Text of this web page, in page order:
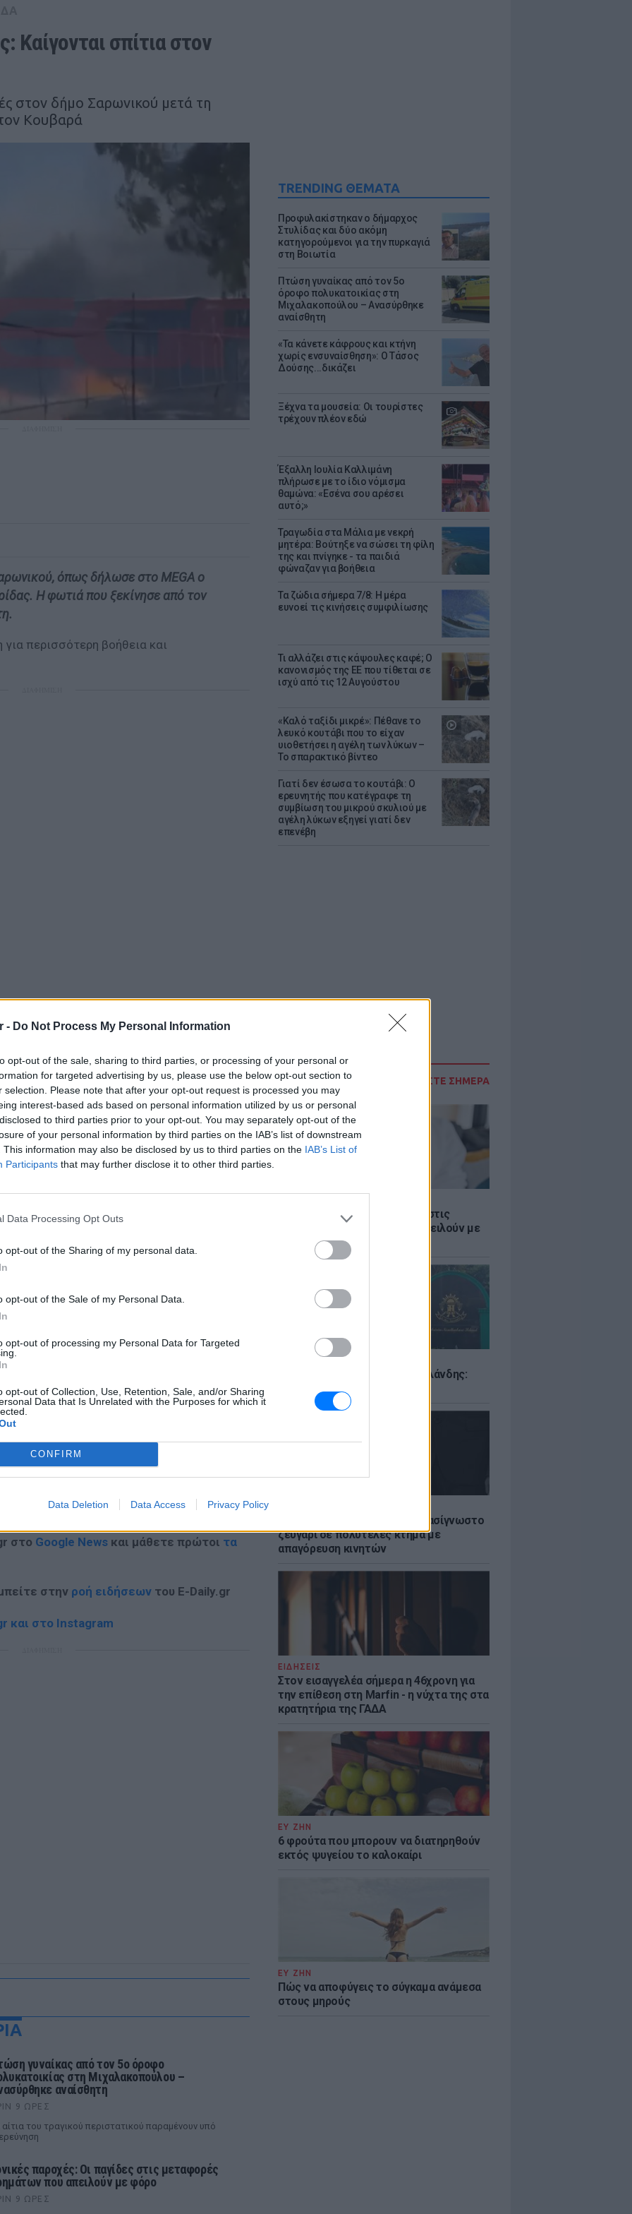
- Do Not Process My Personal Information
opt-out of the sale, sharing to third parties, or processing of your personal or
for targeted advertising by us, please use the below opt-out section to
selection. Please note that after your opt-out request is processed you may
interest-based ads based on personal information utilized by us or personal
to third parties prior to your opt-out. You may separately opt-out of the
of your personal information by third parties on the IAB’s list of downstream
This information may also be disclosed by us to third parties on the IAB’s List of
Participants that may further disclose it to other third parties.
Data Processing Opt Outs
opt-out of the Sharing of my personal data.
opt-out of the Sale of my Personal Data.
opt-out of processing my Personal Data for Targeted
opt-out of Collection, Use, Retention, Sale, and/or Sharing
Data that Is Unrelated with the Purposes for which it
CONFIRM
Data Deletion Data Access Privacy Policy
TRENDING ΘΕΜΑΤΑ
Προφυλακίστηκαν ο δήμαρχος
Στυλίδας και δύο ακόμη
κατηγορούμενοι για την πυρκαγιά
στη Βοιωτία
Πτώση γυναίκας από τον 5ο
όροφο πολυκατοικίας στη
Μιχαλακοπούλου – Ανασύρθηκε
αναίσθητη
«Τα κάνετε κάφρους και κτήνη
χωρίς ενσυναίσθηση»: Ο Τάσος
Δούσης...δικάζει
Ξέχνα τα μουσεία: Οι τουρίστες
τρέχουν πλέον εδώ
Έξαλλη Ιουλία Καλλιμάνη
πλήρωσε με το ίδιο νόμισμα
θαμώνα: «Εσένα σου αρέσει
αυτό;»
Τραγωδία στα Μάλια με νεκρή
μητέρα: Βούτηξε να σώσει τη φίλη
της και πνίγηκε - τα παιδιά
φώναζαν για βοήθεια
Τα ζώδια σήμερα 7/8: Η μέρα
ευνοεί τις κινήσεις συμφιλίωσης
Τι αλλάζει στις κάψουλες καφέ; Ο
κανονισμός της ΕΕ που τίθεται σε
ισχύ από τις 12 Αυγούστου
«Καλό ταξίδι μικρέ»: Πέθανε το
λευκό κουτάβι που το είχαν
υιοθετήσει η αγέλη των λύκων –
Το σπαρακτικό βίντεο
Γιατί δεν έσωσα το κουτάβι: Ο
ερευνητής που κατέγραφε τη
συμβίωση του μικρού σκυλιού με
αγέλη λύκων εξηγεί γιατί δεν
επενέβη
ΔΙΑΒΑΣΤΕ ΣΗΜΕΡΑ
Γονικές παροχές: Οι παγίδες στις
μεταφορές χρημάτων που απειλούν με
ΕΙΔΗΣΕΙΣ
Μακελειό σε σχολείο της Ταϊλάνδης:
Μαθητής άνοιξε πυρ
Μυστική γαμήλια γιορτή για πασίγνωστο
ζευγάρι σε πολυτελές κτήμα με
απαγόρευση κινητών
ΕΙΔΗΣΕΙΣ
Στον εισαγγελέα σήμερα η 46χρονη για
την επίθεση στη Marfin - η νύχτα της στα
κρατητήρια της ΓΑΔΑ
ΕΥ ΖΗΝ
6 φρούτα που μπορουν να διατηρηθούν
εκτός ψυγείου το καλοκαίρι
ΕΥ ΖΗΝ
Πώς να αποφύγεις το σύγκαμα ανάμεσα
στους μηρούς
Καίγονται σπίτια στον
στον δήμο Σαρωνικού μετά τη
Κουβαρά
όπως δήλωσε στο MEGA ο
Η φωτιά που ξεκίνησε από τον
περισσότερη βοήθεια και
φτάσει στον Όλυμπο Καλυβίων. Δεν
δυνάμεις εδώ, κάνω έκκληση».
Σαρωνικού δημιουργήθηκε από τη
Θορικού και Αναβύσσου και των
και Παλαιάς Φωκαίας.
έκτακτη διυπουργική σύσκεψη για
και Βοιωτία. Στη σύσκεψη θα
Προστασία, το υπουργείο Εθνικής
συμμετέχουν στις επιχειρήσεις
Υγείας για τον συντονισμό των
Αττικής και το υπουργείο
στο Google News και μάθετε πρώτοι τα
στην ροή ειδήσεων του E-Daily.gr
και στο Instagram
γυναίκας από τον 5ο όροφο
στη Μιχαλακοπούλου –
αναίσθητη
9 ΏΡΕΣ
αίτια του τραγικού περιστατικού παραμένουν υπό
παροχές: Οι παγίδες στις μεταφορές
που απειλούν με φόρο
9 ΏΡΕΣ